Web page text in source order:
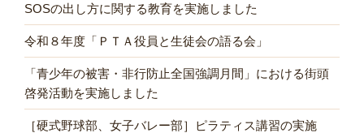
SOSの出し方に関する教育を実施しました
令和８年度「ＰＴＡ役員と生徒会の語る会」
「青少年の被害・非行防止全国強調月間」における街頭
啓発活動を実施しました
［硬式野球部、女子バレー部］ピラティス講習の実施